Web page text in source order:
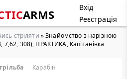
ARMS
Вхід
Реєстрація
стріляти » Знайомство з нарізною
7,62, 308), ПРАКТИКА, Капітанівка
Карабін